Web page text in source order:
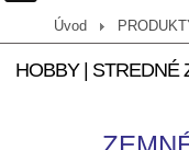
Úvod
HOBBY | STREDNÉ